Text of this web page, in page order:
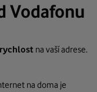
Vodafonu
rychlost na vaší adrese.
na doma je